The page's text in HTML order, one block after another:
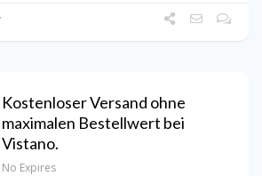
Kostenloser Versand ohne
maximalen Bestellwert bei
Vistano.
No Expires